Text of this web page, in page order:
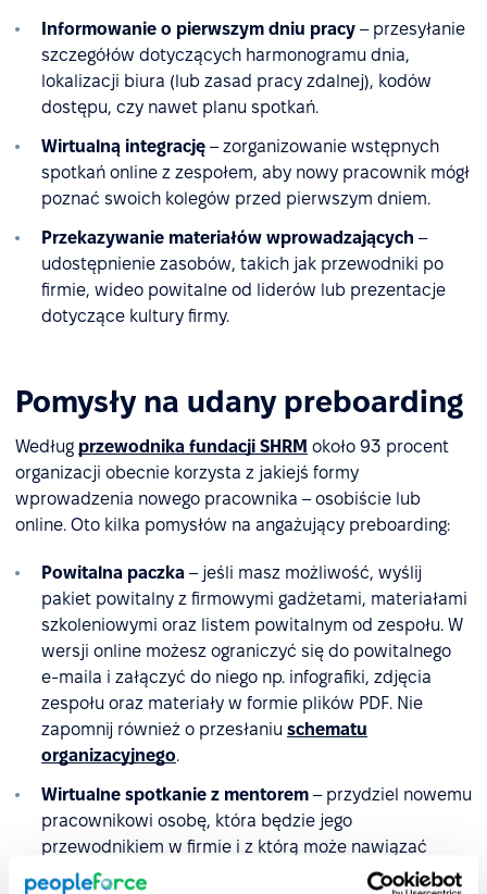
Informowanie o pierwszym dniu pracy – przesyłanie
szczegółów dotyczących harmonogramu dnia,
lokalizacji biura (lub zasad pracy zdalnej), kodów
dostępu, czy nawet planu spotkań.
Wirtualną integrację – zorganizowanie wstępnych
spotkań online z zespołem, aby nowy pracownik mógł
poznać swoich kolegów przed pierwszym dniem.
Przekazywanie materiałów wprowadzających –
udostępnienie zasobów, takich jak przewodniki po
firmie, wideo powitalne od liderów lub prezentacje
dotyczące kultury firmy.
Pomysły na udany preboarding
Według przewodnika fundacji SHRM około 93 procent
organizacji obecnie korzysta z jakiejś formy
wprowadzenia nowego pracownika – osobiście lub
online. Oto kilka pomysłów na angażujący preboarding:
Powitalna paczka – jeśli masz możliwość, wyślij
pakiet powitalny z firmowymi gadżetami, materiałami
szkoleniowymi oraz listem powitalnym od zespołu. W
wersji online możesz ograniczyć się do powitalnego
e-maila i załączyć do niego np. infografiki, zdjęcia
zespołu oraz materiały w formie plików PDF. Nie
zapomnij również o przesłaniu schematu
organizacyjnego.
Wirtualne spotkanie z mentorem – przydziel nowemu
pracownikowi osobę, która będzie jego
przewodnikiem w firmie i z którą może nawiązać
kontakt jeszcze przed pierwszym dniem.